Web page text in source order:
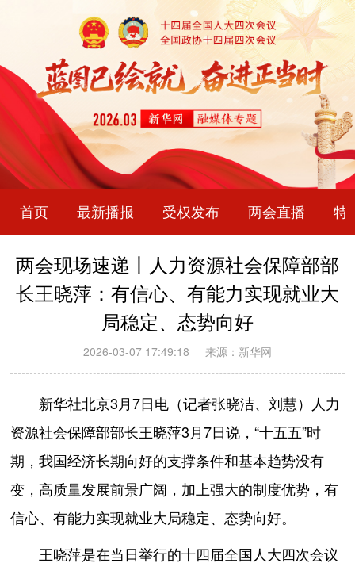
首页 最新播报 受权发布 两会直播 特
两会现场速递丨人力资源社会保障部部
长王晓萍：有信心、有能力实现就业大
局稳定、态势向好
2026-03-07 17:49:18 来源：新华网
新华社北京3月7日电（记者张晓洁、刘慧）人力
资源社会保障部部长王晓萍3月7日说，“十五五”时
期，我国经济长期向好的支撑条件和基本趋势没有
变，高质量发展前景广阔，加上强大的制度优势，有
信心、有能力实现就业大局稳定、态势向好。
王晓萍是在当日举行的十四届全国人大四次会议